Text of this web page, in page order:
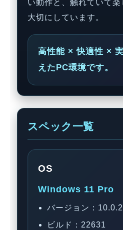
い動作と、触れていて
大切にしています。
高性能 × 快適性 ×
えたPC環境です。
スペック一覧
OS
Windows 11 Pro
バージョン：
ビルド：22631